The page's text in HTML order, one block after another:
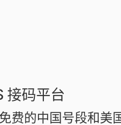
接码平台
费的中国号段和美